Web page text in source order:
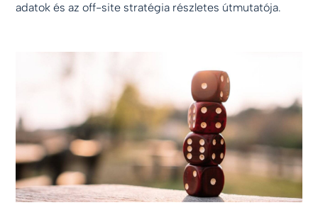
adatok és az off-site stratégia részletes útmutatója.